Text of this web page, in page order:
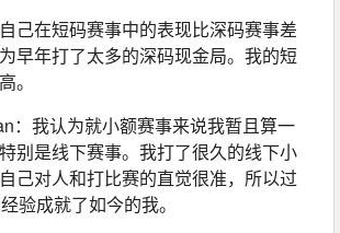
己在短码赛事中的表现比深码赛事差
早年打了太多的深码现金局。我的短
。
：我认为就小额赛事来说我暂且算一
别是线下赛事。我打了很久的线下小
己对人和打比赛的直觉很准，所以过
验成就了如今的我。